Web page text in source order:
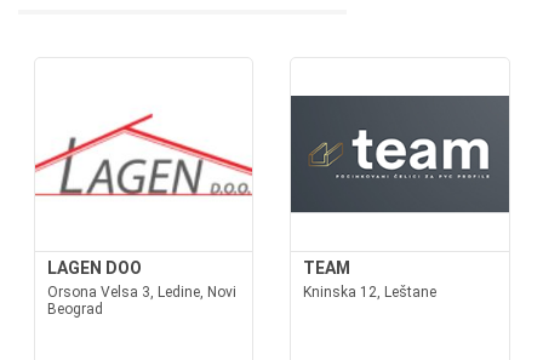
LAGEN DOO
Orsona Velsa 3, Ledine, Novi
Beograd
TEAM
Kninska 12, Leštane